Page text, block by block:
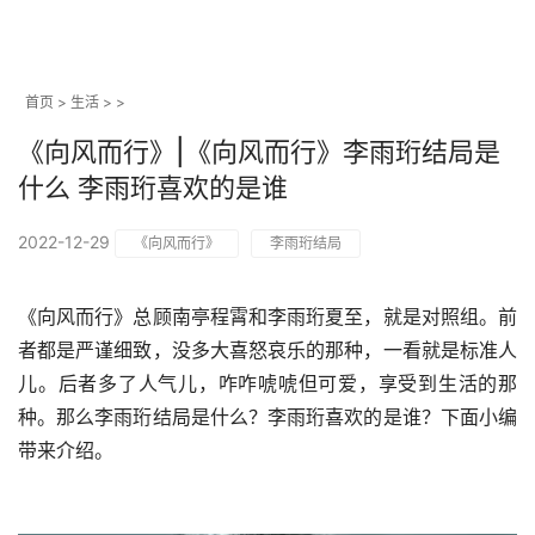
首页 > 生活 > >
《向风而行》|《向风而行》李雨珩结局是
什么 李雨珩喜欢的是谁
2022-12-29 《向风而行》 李雨珩结局
《向风而行》总顾南亭程霄和李雨珩夏至，就是对照组。前
者都是严谨细致，没多大喜怒哀乐的那种，一看就是标准人
儿。后者多了人气儿，咋咋唬唬但可爱，享受到生活的那
种。那么李雨珩结局是什么？李雨珩喜欢的是谁？下面小编
带来介绍。